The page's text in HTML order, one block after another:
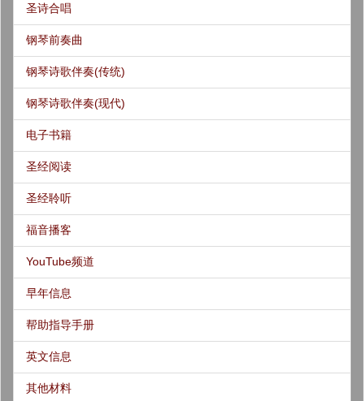
圣诗合唱
钢琴前奏曲
钢琴诗歌伴奏(传统)
钢琴诗歌伴奏(现代)
电子书籍
圣经阅读
圣经聆听
福音播客
YouTube频道
早年信息
帮助指导手册
英文信息
其他材料